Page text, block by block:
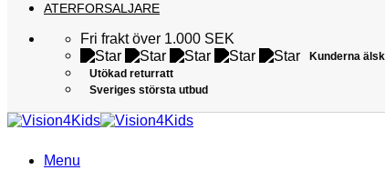
ATERFORSALJARE
Fri frakt över 1.000 SEK
Kunderna
Utökad returratt
Sveriges största utbud
Menu